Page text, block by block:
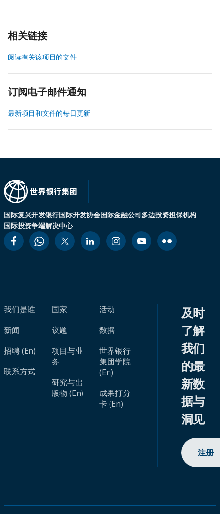
相关链接
阅读有关该项目的文件
订阅电子邮件通知
最新项目和文件的每日更新
国际复兴开发银行国际开发协会国际金融公司多边投资担保机构
国际投资争端解决中心
我们是谁
新闻
招聘 (En)
联系方式
国家
议题
项目与业
务
研究与出
版物 (En)
活动
数据
世界银行
集团学院
(En)
成果打分
卡 (En)
及时
了解
我们
的最
新数
据与
洞见
注册